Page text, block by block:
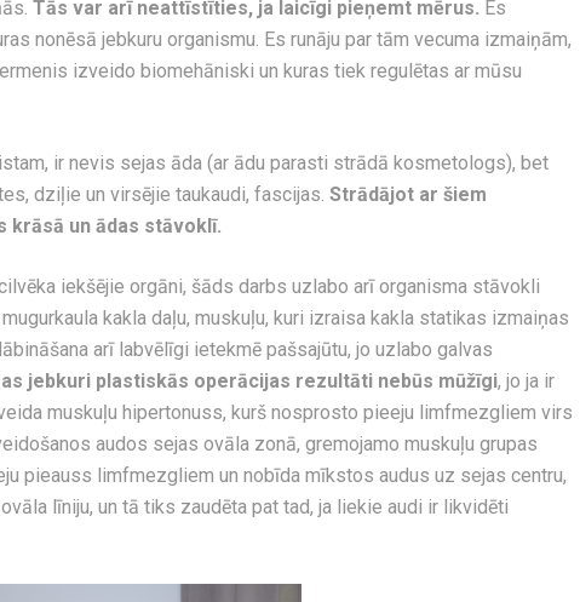
Tās var arī neattīstīties, ja laicīgi pieņemt mērus. Es
nonēsā jebkuru organismu. Es runāju par tām vecuma izmaiņām,
izveido biomehāniski un kuras tiek regulētas ar mūsu
ir nevis sejas āda (ar ādu parasti strādā kosmetologs), bet
dziļie un virsējie taukaudi, fascijas. Strādājot ar šiem
un ādas stāvoklī.
iekšējie orgāni, šāds darbs uzlabo arī organisma stāvokli
kakla daļu, muskuļu, kuri izraisa kakla statikas izmaiņas
arī labvēlīgi ietekmē pašsajūtu, jo uzlabo galvas
jebkuri plastiskās operācijas rezultāti nebūs mūžīgi, jo ja ir
muskuļu hipertonuss, kurš nosprosto pieeju limfmezgliem virs
audos sejas ovāla zonā, gremojamo muskuļu grupas
pieauss limfmezgliem un nobīda mīkstos audus uz sejas centru,
līniju, un tā tiks zaudēta pat tad, ja liekie audi ir likvidēti